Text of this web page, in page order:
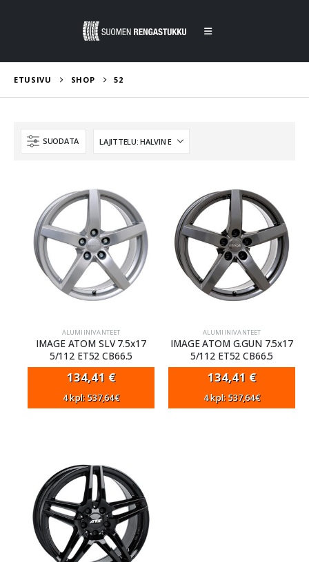
ETUSIVU SHOP 52
SUODATA
ALUMIINIVANTEET
IMAGE ATOM SLV 7.5x17
5/112 ET52 CB66.5
134,41 €
4 kpl: 537,64€
ALUMIINIVANTEET
IMAGE ATOM G.GUN 7.5x17
5/112 ET52 CB66.5
134,41 €
4 kpl: 537,64€